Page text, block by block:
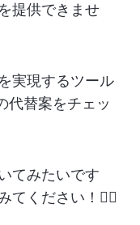
提供できませ
実現するツール
代替案をチェッ
てみたいです
ください！👇🏻